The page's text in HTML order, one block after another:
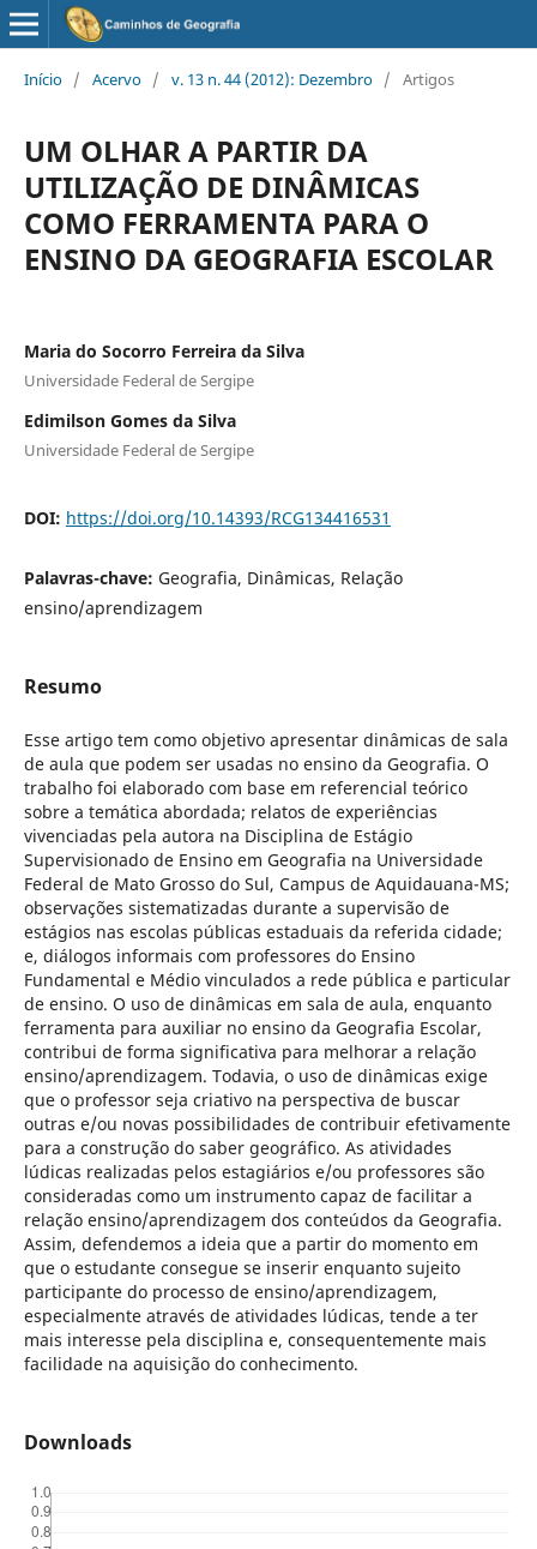
Início / Acervo / v. 13 n. 44 (2012): Dezembro / Artigos
UM OLHAR A PARTIR DA
UTILIZAÇÃO DE DINÂMICAS
COMO FERRAMENTA PARA O
ENSINO DA GEOGRAFIA ESCOLAR
Maria do Socorro Ferreira da Silva
Universidade Federal de Sergipe
Edimilson Gomes da Silva
Universidade Federal de Sergipe
DOI: https://doi.org/10.14393/RCG134416531
Palavras-chave: Geografia, Dinâmicas, Relação
ensino/aprendizagem
Resumo
Esse artigo tem como objetivo apresentar dinâmicas de sala
de aula que podem ser usadas no ensino da Geografia. O
trabalho foi elaborado com base em referencial teórico
sobre a temática abordada; relatos de experiências
vivenciadas pela autora na Disciplina de Estágio
Supervisionado de Ensino em Geografia na Universidade
Federal de Mato Grosso do Sul, Campus de Aquidauana-MS;
observações sistematizadas durante a supervisão de
estágios nas escolas públicas estaduais da referida cidade;
e, diálogos informais com professores do Ensino
Fundamental e Médio vinculados a rede pública e particular
de ensino. O uso de dinâmicas em sala de aula, enquanto
ferramenta para auxiliar no ensino da Geografia Escolar,
contribui de forma significativa para melhorar a relação
ensino/aprendizagem. Todavia, o uso de dinâmicas exige
que o professor seja criativo na perspectiva de buscar
outras e/ou novas possibilidades de contribuir efetivamente
para a construção do saber geográfico. As atividades
lúdicas realizadas pelos estagiários e/ou professores são
consideradas como um instrumento capaz de facilitar a
relação ensino/aprendizagem dos conteúdos da Geografia.
Assim, defendemos a ideia que a partir do momento em
que o estudante consegue se inserir enquanto sujeito
participante do processo de ensino/aprendizagem,
especialmente através de atividades lúdicas, tende a ter
mais interesse pela disciplina e, consequentemente mais
facilidade na aquisição do conhecimento.
Downloads